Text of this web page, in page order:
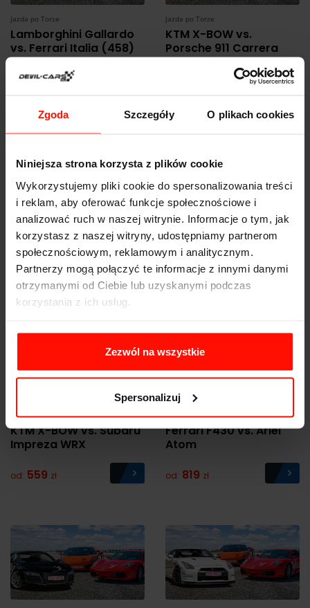
Zgoda Szczegóły O plikach cookies
Niniejsza strona korzysta z plików cookie
Wykorzystujemy pliki cookie do spersonalizowania treści
i reklam, aby oferować funkcje społecznościowe i
analizować ruch w naszej witrynie. Informacje o tym, jak
korzystasz z naszej witryny, udostępniamy partnerom
społecznościowym, reklamowym i analitycznym.
Partnerzy mogą połączyć te informacje z innymi danymi
otrzymanymi od Ciebie lub uzyskanymi podczas
korzystania z ich usług.
Zezwól na wszystkie
Spersonalizuj
Jazda po Torze
Lamborghini Gallardo
vs. Ferrari Italia (458)
od: 1,039 zł
Jazda po Torze
KTM X-BOW vs.
Porsche 911 Carrera
Jazda po Torze
Subaru Impreza WRX
vs. BMW M Power (E46)
619
Jazda po Torze
Lamborghini Gallardo
vs. Nissan GTR
899
Jazda po Torze
KTM X-BOW vs. Subaru
Impreza WRX
od: 559 zł
Jazda po Torze
Ferrari F430 vs. Ariel
Atom
od: 819 zł